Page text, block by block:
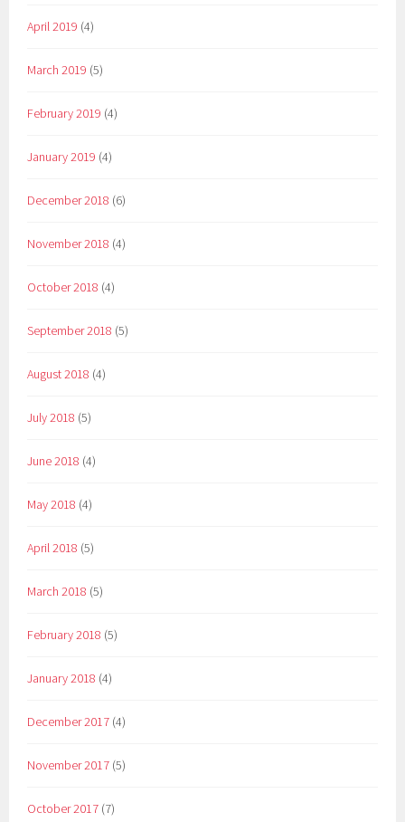
April 2019 (4)
March 2019 (5)
February 2019 (4)
January 2019 (4)
December 2018 (6)
November 2018 (4)
October 2018 (4)
September 2018 (5)
August 2018 (4)
July 2018 (5)
June 2018 (4)
May 2018 (4)
April 2018 (5)
March 2018 (5)
February 2018 (5)
January 2018 (4)
December 2017 (4)
November 2017 (5)
October 2017 (7)